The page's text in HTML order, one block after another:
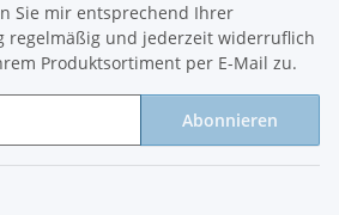
Sie mir entsprechend Ihrer
regelmäßig und jederzeit widerruflich
Produktsortiment per E-Mail zu.
Abonnieren